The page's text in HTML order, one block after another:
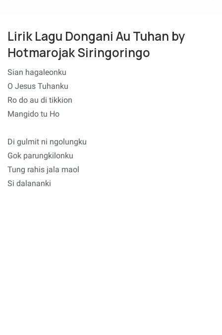
Lirik Lagu Dongani Au Tuhan by
Hotmarojak Siringoringo
Sian hagaleonku
O Jesus Tuhanku
Ro do au di tikkion
Mangido tu Ho
Di gulmit ni ngolungku
Gok parungkilonku
Tung rahis jala maol
Si dalananki